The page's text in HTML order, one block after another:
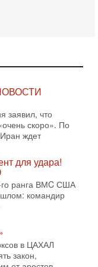
Биньямин
победа на
заявил, что
скоро». По
ждет
для удара!
го ранга ВМC США
командир
в ЦАХАЛ
закон,